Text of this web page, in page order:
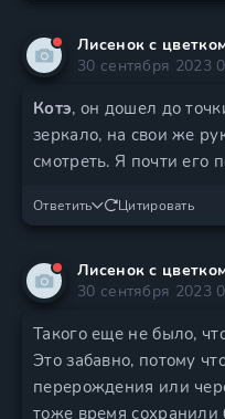
Лисенок с
30 сентября 2023
Котэ, он дошел до
зеркало, на свои же
смотреть. Я почти его
Ответить Цитировать
Лисенок с
30 сентября 2023
Такого еще не было,
Это забавно, потому
перерождения или
тоже время сохранили